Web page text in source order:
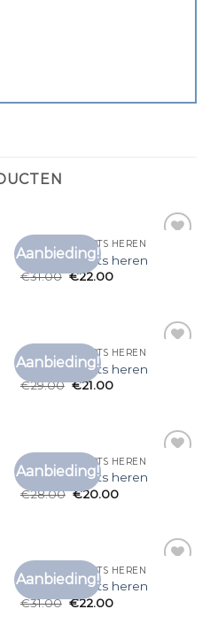
Aanbieding!
BLAUWE T SHIRTS HEREN
blauwe t shirts heren
€31.00 €22.00
Aanbieding!
BLAUWE T SHIRTS HEREN
blauwe t shirts heren
€29.00 €21.00
Aanbieding!
BLAUWE T SHIRTS HEREN
blauwe t shirts heren
€28.00 €20.00
Aanbieding!
BLAUWE T SHIRTS HEREN
blauwe t shirts heren
€31.00 €22.00